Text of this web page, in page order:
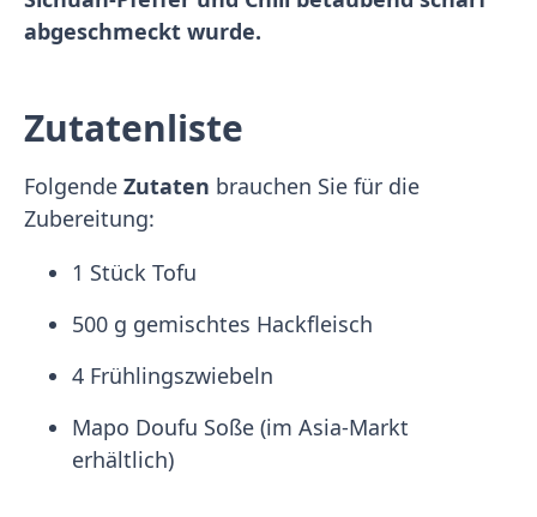
abgeschmeckt wurde.
Zutatenliste
Folgende Zutaten brauchen Sie für die
Zubereitung:
1 Stück Tofu
500 g gemischtes Hackfleisch
4 Frühlingszwiebeln
Mapo Doufu Soße (im Asia-Markt
erhältlich)